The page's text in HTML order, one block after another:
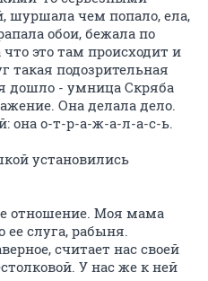
чем попало, ела,
обои, бежала по
это там происходит и
такая подозрительная
дошло - умница Скряба
Она делала дело.
она о-т-р-а-ж-а-л-а-с-ь.
установились
отношение. Моя мама
ее слуга, рабыня.
считает нас своей
У нас же к ней